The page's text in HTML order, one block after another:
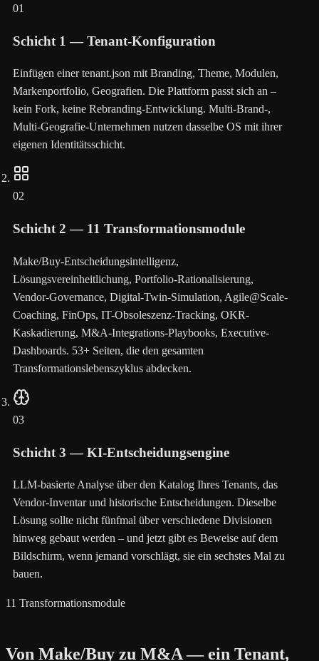
01
Schicht 1 — Tenant-Konfiguration
Einfügen einer tenant.json mit Branding, Theme, Modulen,
Markenportfolio, Geografien. Die Plattform passt sich an –
kein Fork, keine Rebranding-Entwicklung. Multi-Brand-,
Multi-Geografie-Unternehmen nutzen dasselbe OS mit ihrer
eigenen Identitätsschicht.
02
Schicht 2 — 11 Transformationsmodule
Make/Buy-Entscheidungsintelligenz,
Lösungsvereinheitlichung, Portfolio-Rationalisierung,
Vendor-Governance, Digital-Twin-Simulation, Agile@Scale-
Coaching, FinOps, IT-Obsoleszenz-Tracking, OKR-
Kaskadierung, M&A-Integrations-Playbooks, Executive-
Dashboards. 53+ Seiten, die den gesamten
Transformationslebenszyklus abdecken.
03
Schicht 3 — KI-Entscheidungsengine
LLM-basierte Analyse über den Katalog Ihres Tenants, das
Vendor-Inventar und historische Entscheidungen. Dieselbe
Lösung sollte nicht fünfmal über verschiedene Divisionen
hinweg gebaut werden – und jetzt gibt es Beweise auf dem
Bildschirm, wenn jemand vorschlägt, sie ein sechstes Mal zu
bauen.
11 Transformationsmodule
Von Make/Buy zu M&A — ein Tenant,